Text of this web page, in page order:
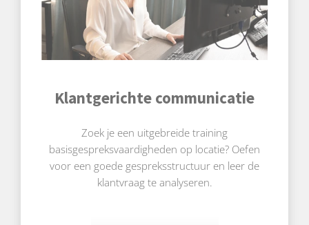
Klantgerichte communicatie
Zoek je een uitgebreide training
basisgespreksvaardigheden op locatie? Oefen
voor een goede gespreksstructuur en leer de
klantvraag te analyseren.